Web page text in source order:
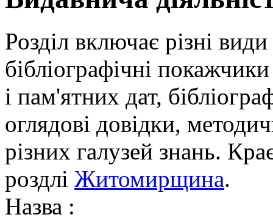
Розділ включає різні
бібліографічні
і пам'ятних дат,
оглядові довідки,
різних галузей знань.
роздлі Житомирщина.
Назва :